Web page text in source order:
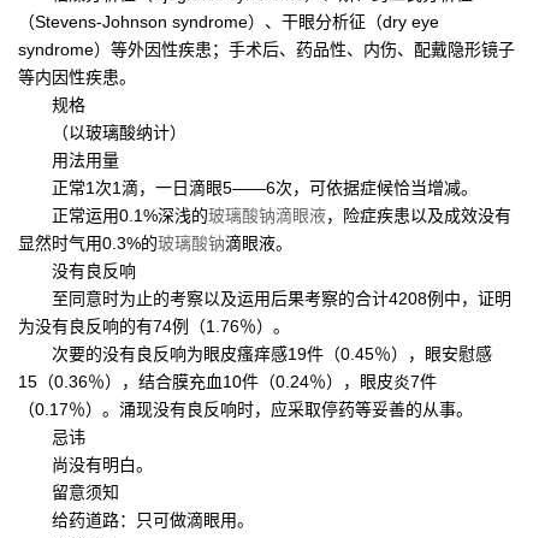
（Stevens-Johnson syndrome）、干眼分析征（dry eye
syndrome）等外因性疾患；手术后、药品性、内伤、配戴隐形镜子
等内因性疾患。
规格
（以玻璃酸纳计）
用法用量
正常1次1滴，一日滴眼5——6次，可依据症候恰当增减。
正常运用0.1%深浅的玻璃酸钠滴眼液，险症疾患以及成效没有
显然时气用0.3%的玻璃酸钠滴眼液。
没有良反响
至同意时为止的考察以及运用后果考察的合计4208例中，证明
为没有良反响的有74例（1.76％）。
次要的没有良反响为眼皮瘙痒感19件（0.45％），眼安慰感
15（0.36％），结合膜充血10件（0.24％），眼皮炎7件
（0.17％）。涌现没有良反响时，应采取停药等妥善的从事。
忌讳
尚没有明白。
留意须知
给药道路：只可做滴眼用。